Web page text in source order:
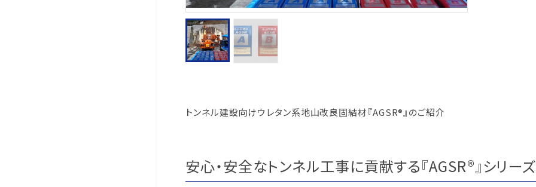
トンネル建設向けウレタン系地山改良固結材『AGSR®』のご紹介
安心・安全なトンネル工事に貢献する『AGSR®』シリーズ